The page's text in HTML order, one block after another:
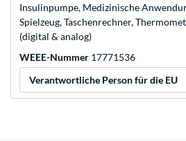
Insulinpumpe, Medizinische
Spielzeug, Taschenrechner,
(digital & analog)
WEEE-Nummer 17771536
Verantwortliche Person für die EU